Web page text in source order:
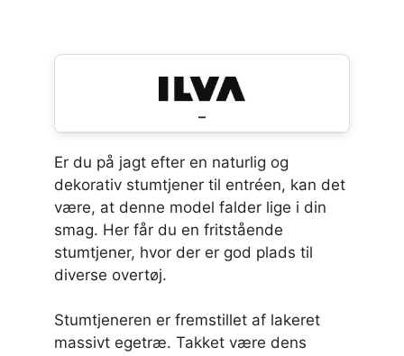
–
Er du på jagt efter en naturlig og
dekorativ stumtjener til entréen, kan det
være, at denne model falder lige i din
smag. Her får du en fritstående
stumtjener, hvor der er god plads til
diverse overtøj.
Stumtjeneren er fremstillet af lakeret
massivt egetræ. Takket være dens